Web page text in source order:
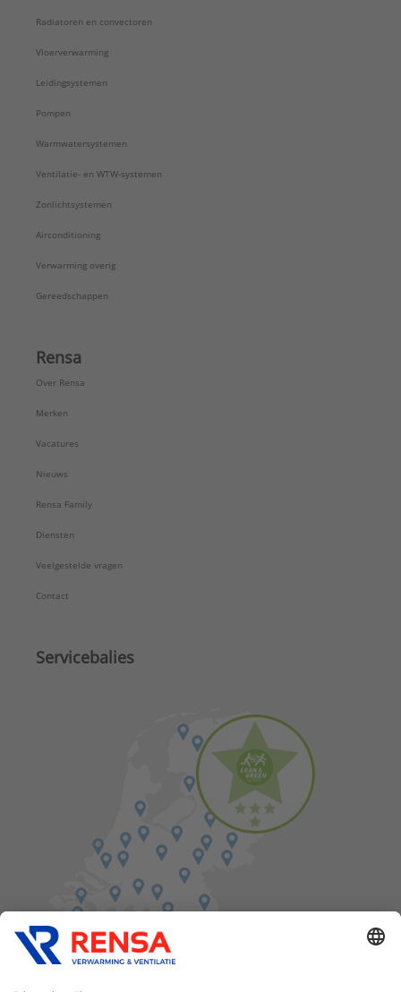
Radiatoren en convectoren
Vloerverwarming
Leidingsystemen
Pompen
Warmwatersystemen
Ventilatie- en WTW-systemen
Zonlichtsystemen
Airconditioning
Verwarming overig
Gereedschappen
Rensa
Over Rensa
Merken
Vacatures
Nieuws
Rensa Family
Diensten
Veelgestelde vragen
Contact
Servicebalies